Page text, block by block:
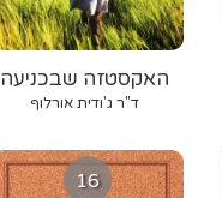
האקסטזה שבכניעה
ד"ר ג'ודית אורלוף
16